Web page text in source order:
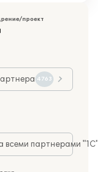
проект
4763
всеми партнерами